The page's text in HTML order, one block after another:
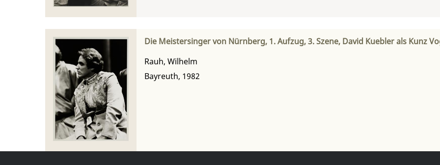
Die Meistersinger von Nürnberg, 1. Aufzug, 3. Szene, David Kuebler als Kunz
Rauh, Wilhelm
Bayreuth, 1982